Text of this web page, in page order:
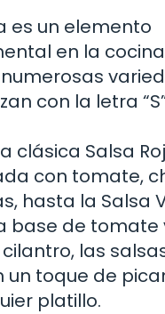
es un elemento
en la
con la letra
clásica Salsa
con tomate,
hasta la Salsa
base de tomate
cilantro, las
un toque de
platillo.